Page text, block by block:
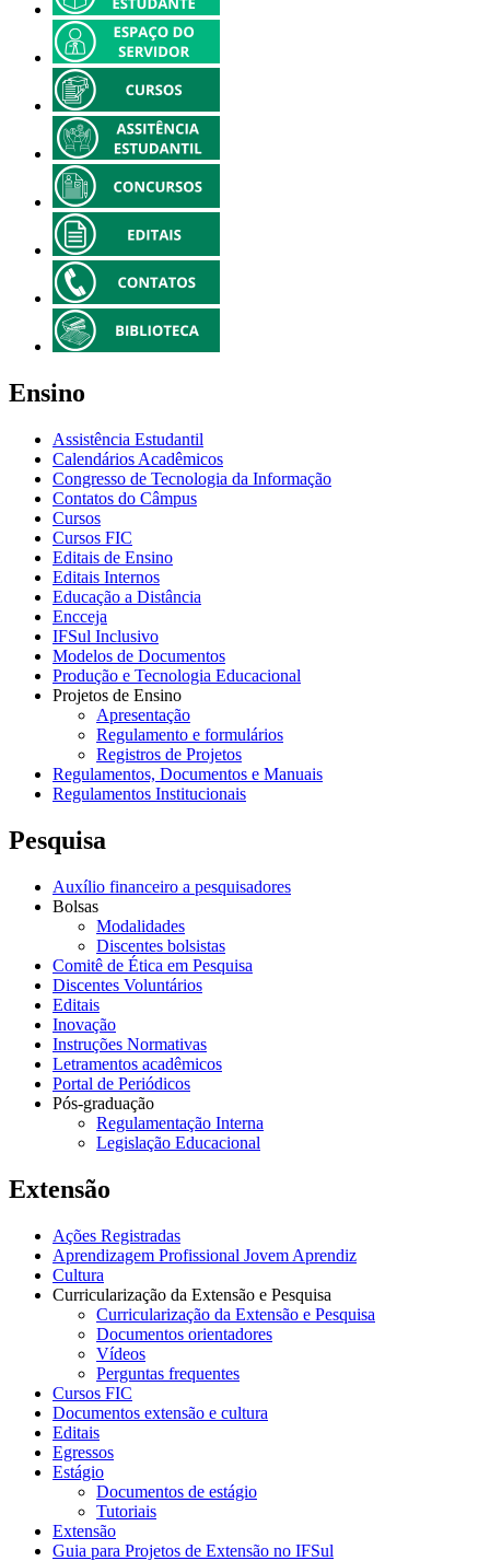
Ensino
Assistência Estudantil
Calendários Acadêmicos
Congresso de Tecnologia da Informação
Contatos do Câmpus
Cursos
Cursos FIC
Editais de Ensino
Editais Internos
Educação a Distância
Encceja
IFSul Inclusivo
Modelos de Documentos
Produção e Tecnologia Educacional
Projetos de Ensino
Apresentação
Regulamento e formulários
Registros de Projetos
Regulamentos, Documentos e Manuais
Regulamentos Institucionais
Pesquisa
Auxílio financeiro a pesquisadores
Bolsas
Modalidades
Discentes bolsistas
Comitê de Ética em Pesquisa
Discentes Voluntários
Editais
Inovação
Instruções Normativas
Letramentos acadêmicos
Portal de Periódicos
Pós-graduação
Regulamentação Interna
Legislação Educacional
Extensão
Ações Registradas
Aprendizagem Profissional Jovem Aprendiz
Cultura
Curricularização da Extensão e Pesquisa
Curricularização da Extensão e Pesquisa
Documentos orientadores
Vídeos
Perguntas frequentes
Cursos FIC
Documentos extensão e cultura
Editais
Egressos
Estágio
Documentos de estágio
Tutoriais
Extensão
Guia para Projetos de Extensão no IFSul